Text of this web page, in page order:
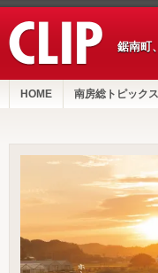
鋸南町
HOME 南房総トピックス